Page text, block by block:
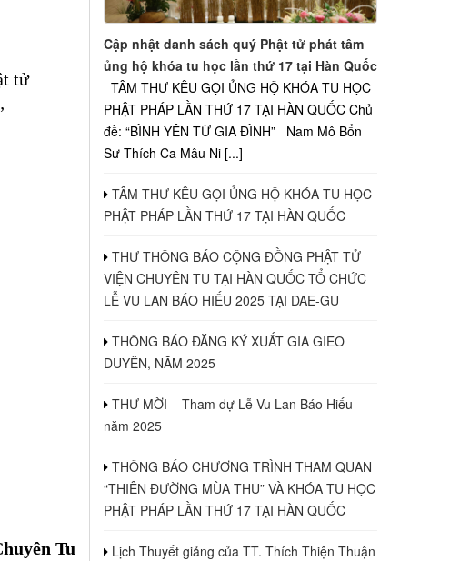
tử
Tu
Cập nhật danh sách quý Phật tử phát tâm
ủng hộ khóa tu học lần thứ 17 tại Hàn Quốc
TÂM THƯ KÊU GỌI ỦNG HỘ KHÓA TU HỌC
PHẬT PHÁP LẦN THỨ 17 TẠI HÀN QUỐC Chủ
đề: “BÌNH YÊN TỪ GIA ĐÌNH” Nam Mô Bổn
Sư Thích Ca Mâu Ni [...]
TÂM THƯ KÊU GỌI ỦNG HỘ KHÓA TU HỌC
PHẬT PHÁP LẦN THỨ 17 TẠI HÀN QUỐC
THƯ THÔNG BÁO CỘNG ĐỒNG PHẬT TỬ
VIỆN CHUYÊN TU TẠI HÀN QUỐC TỔ CHỨC
LỄ VU LAN BÁO HIẾU 2025 TẠI DAE-GU
THÔNG BÁO ĐĂNG KÝ XUẤT GIA GIEO
DUYÊN, NĂM 2025
THƯ MỜI – Tham dự Lễ Vu Lan Báo Hiếu
năm 2025
THÔNG BÁO CHƯƠNG TRÌNH THAM QUAN
“THIÊN ĐƯỜNG MÙA THU” VÀ KHÓA TU HỌC
PHẬT PHÁP LẦN THỨ 17 TẠI HÀN QUỐC
Lịch Thuyết giảng của TT. Thích Thiện Thuận